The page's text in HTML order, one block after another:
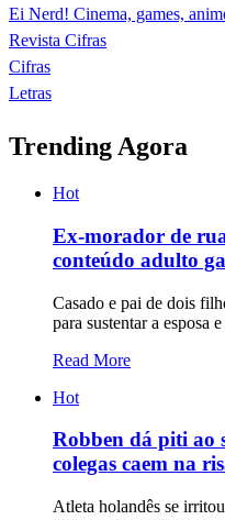
Ei Nerd! Cinema, games,
Revista Cifras
Cifras
Letras
Trending Agora
Hot
Ex-morador de
conteúdo adulto
Casado e pai de dois
para sustentar a esposa
Read More
Hot
Robben dá piti ao
colegas caem na
Atleta holandês se